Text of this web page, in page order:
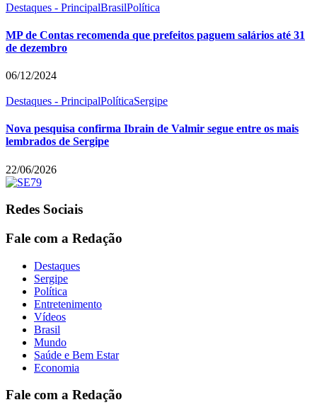
Destaques - PrincipalBrasilPolítica
MP de Contas recomenda que prefeitos paguem salários até 31
de dezembro
06/12/2024
Destaques - PrincipalPolíticaSergipe
Nova pesquisa confirma Ibrain de Valmir segue entre os mais
lembrados de Sergipe
22/06/2026
Redes Sociais
Fale com a Redação
Destaques
Sergipe
Política
Entretenimento
Vídeos
Brasil
Mundo
Saúde e Bem Estar
Economia
Fale com a Redação